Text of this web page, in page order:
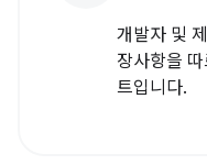
개발자 및
장사항을
트입니다.